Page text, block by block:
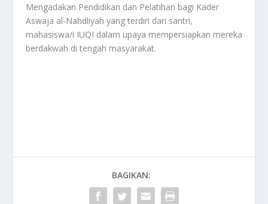
Mengadakan Pendidikan dan Pelatihan bagi Kader
Aswaja al-Nahdliyah yang terdiri dari santri,
mahasiswa/i IUQI dalam upaya mempersiapkan mereka
berdakwah di tengah masyarakat.
BAGIKAN: